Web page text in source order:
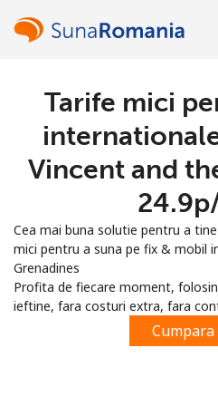
Bine-ai
sau
Tarife mici
Vincent and
Cea mai buna solutie pentru a
mici pentru a suna pe fix & mobil
Grenadines
Profita de fiecare moment,
ieftine, fara costuri extra, fara
Cumpara